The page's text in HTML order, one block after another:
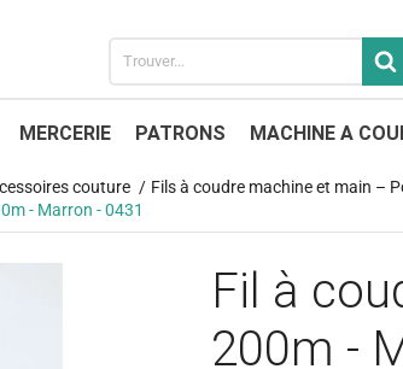
MERCERIE PATRONS MACHINE A
couture Fils à coudre machine et main –
- Marron - 0431
Fil à
200m -